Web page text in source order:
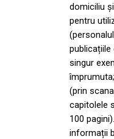
domiciliu
pentru
singur
(prin
capitolele
100
informații